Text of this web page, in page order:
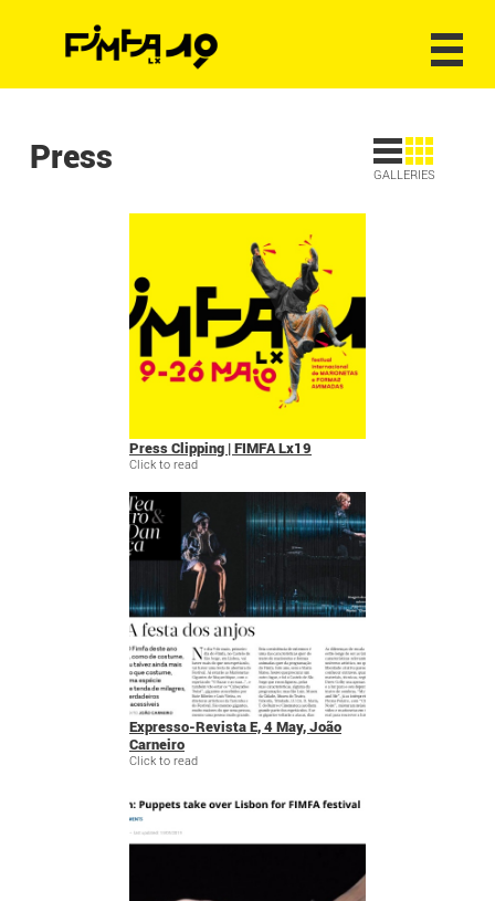
GALLERIES
Press
Press Clipping | FIMFA Lx19
Click to read
Expresso-Revista E, 4 May, João
Carneiro
Click to read